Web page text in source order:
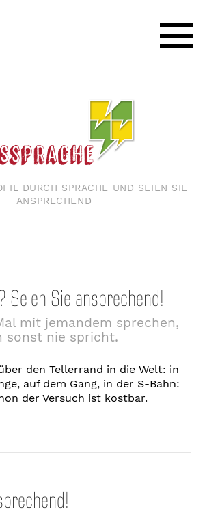
DURCH SPRACHE UND SEIEN SIE
ANSPRECHEND
Seien Sie ansprechend!
mit jemandem sprechen,
sonst nie spricht.
den Tellerrand in die Welt: in
auf dem Gang, in der S-Bahn:
der Versuch ist kostbar.